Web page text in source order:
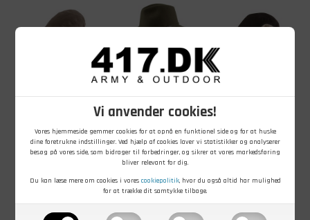
Vi anvender cookies!
Vores hjemmeside gemmer cookies for at opnå en funktionel side og for at huske
dine foretrukne indstillinger. Ved hjælp af cookies laver vi statistikker og analyserer
besøg på vores side, som bidrager til forbedringer, og sikrer at vores markedsføring
bliver relevant for dig.
Du kan læse mere om cookies i vores cookiepolitik, hvor du også altid har mulighed
for at trække dit samtykke tilbage.
På lager - Køb nu
699,00 DKK
CR, Oliven
På lager - Køb nu
449,00
Ikke på lager - Køb
nu